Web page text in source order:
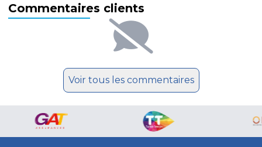
Commentaires clients
Voir tous les commentaires